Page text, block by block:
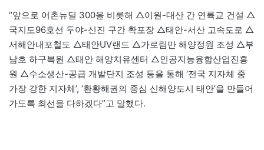
“앞으로 어촌뉴딜 300을 비롯해 △이원-대산 간 연륙교 건설 △
국지도96호선 두야-신진 구간 확포장 △태안-서산 고속도로 △
서해안내포철도 △태안UV랜드 △가로림만 해양정원 조성 △부
남호 하구복원 △태안 해양치유센터 △인공지능융합산업진흥
원 △수소생산-공급 개발단지 조성 등을 통해 ‘전국 지자체 중
가장 강한 지자체’, ‘환황해권의 중심 신해양도시 태안’을 만들어
가도록 최선을 다하겠다”고 말했다.